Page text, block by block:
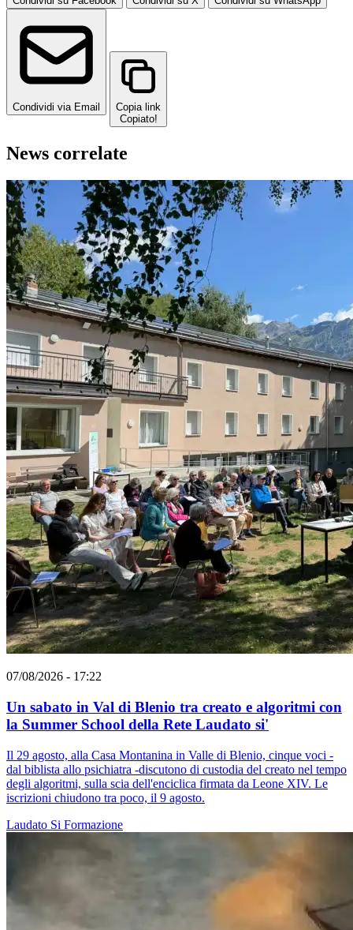
Condividi via Email
Copia link
Copiato!
News correlate
07/08/2026 - 17:22
Un sabato in Val di Blenio tra creato e algoritmi con
la Summer School della Rete Laudato si'
Il 29 agosto, alla Casa Montanina in Valle di Blenio, cinque voci -
dal biblista allo psichiatra -discutono di custodia del creato nel tempo
degli algoritmi, sulla scia dell'enciclica firmata da Leone XIV. Le
iscrizioni chiudono tra poco, il 9 agosto.
Laudato Si Formazione